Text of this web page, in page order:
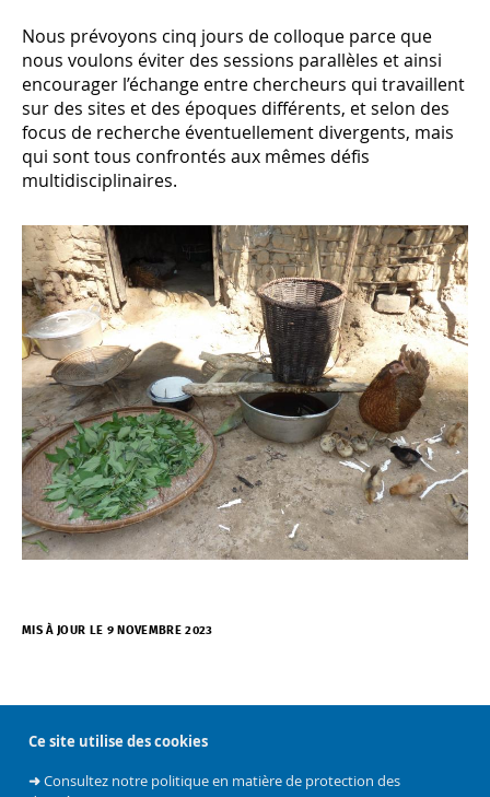
Ce site utilise des cookies
➜Consultez notre politique en matière de protection des
Nous prévoyons cinq jours de colloque parce que
nous voulons éviter des sessions parallèles et ainsi
encourager l’échange entre chercheurs qui travaillent
sur des sites et des époques différents, et selon des
focus de recherche éventuellement divergents, mais
qui sont tous confrontés aux mêmes défis
multidisciplinaires.
MIS À JOUR LE 9 NOVEMBRE 2023